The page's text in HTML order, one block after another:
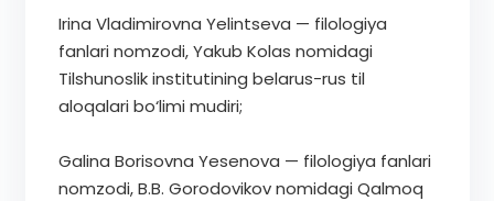
Irina Vladimirovna Yelintseva — filologiya
fanlari nomzodi, Yakub Kolas nomidagi
Tilshunoslik institutining belarus-rus til
aloqalari bo‘limi mudiri;
Galina Borisovna Yesenova — filologiya fanlari
nomzodi, B.B. Gorodovikov nomidagi Qalmoq